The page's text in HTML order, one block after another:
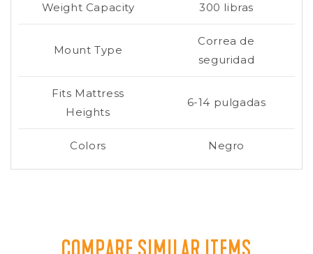
Weight Capacity 300 libras
Mount Type
Correa de
seguridad
Fits Mattress
Heights
6-14 pulgadas
Colors Negro